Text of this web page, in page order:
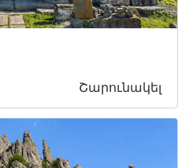
Շարունակել